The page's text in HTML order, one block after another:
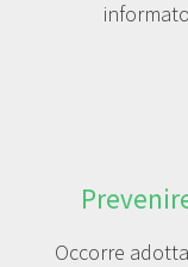
Occorre